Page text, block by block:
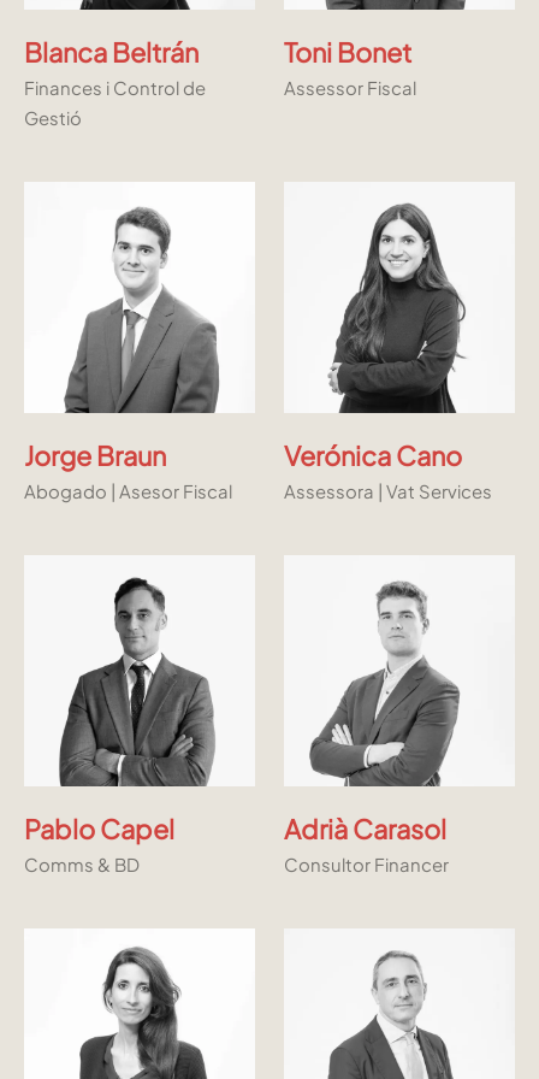
Blanca Beltrán
Finances i Control de
Gestió
Toni Bonet
Assessor Fiscal
Jorge Braun
Abogado | Asesor Fiscal
Verónica Cano
Assessora | Vat Services
Pablo Capel
Comms & BD
Adrià Carasol
Consultor Financer